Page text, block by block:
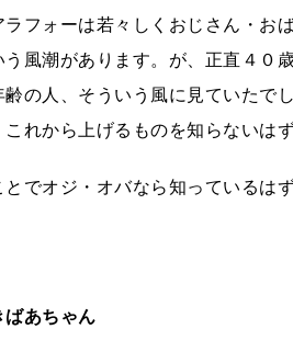
ラフォーは若々しくおじさん・お
う風潮があります。が、正直４０
齢の人、そういう風に見ていたで
これから上げるものを知らないはず
とでオジ・オバなら知っているは
ばあちゃん